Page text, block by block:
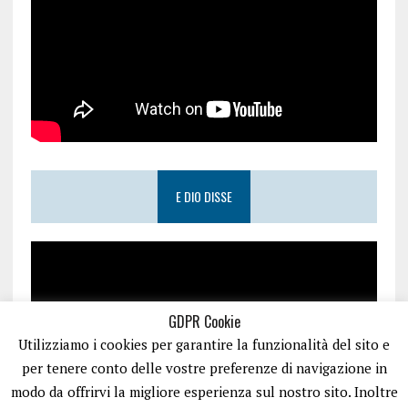
E DIO DISSE
GDPR Cookie
Utilizziamo i cookies per garantire la funzionalità del sito e
per tenere conto delle vostre preferenze di navigazione in
modo da offrirvi la migliore esperienza sul nostro sito. Inoltre